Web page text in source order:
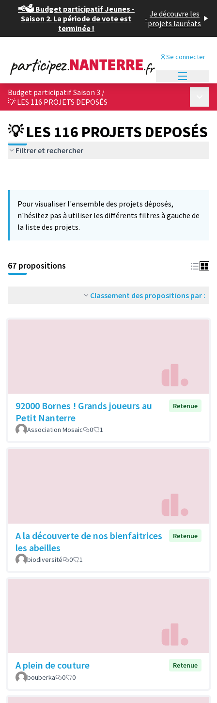
📢🗳️ Budget participatif Jeunes -
Saison 2. La période de vote est
terminée !
- Je découvre les
projets lauréats
Se connecter
Budget participatif Saison 3 /
💡 LES 116 PROJETS DEPOSÉS
💡 LES 116 PROJETS DEPOSÉS
Filtrer et rechercher
Pour visualiser l'ensemble des projets déposés,
n'hésitez pas à utiliser les différents filtres à gauche de
la liste des projets.
67 propositions
Classement des propositions par :
92000 Bornes ! Grands joueurs au
Petit Nanterre
Retenue
Association Mosaic 0 1
A la découverte de nos bienfaitrices
les abeilles
Retenue
biodiversité 0 1
A plein de couture
Retenue
bouberka
0 0